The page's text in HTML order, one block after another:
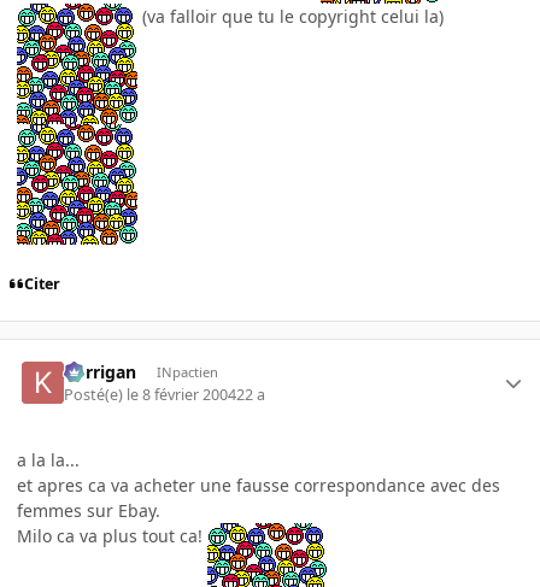
(va falloir que tu le copyright celui la)
Citer
korrigan INpactien
Posté(e) le 8 février 200422 a
a la la...
et apres ca va acheter une fausse correspondance avec des
femmes sur Ebay.
Milo ca va plus tout ca!